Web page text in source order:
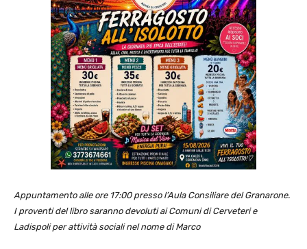
Appuntamento alle ore 17:00 presso l’Aula Consiliare del Granarone.
I proventi del libro saranno devoluti ai Comuni di Cerveteri e
Ladispoli per attività sociali nel nome di Marco